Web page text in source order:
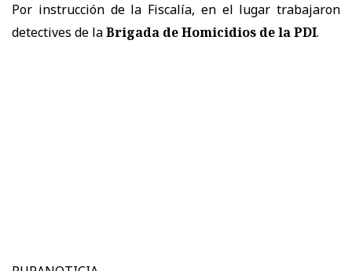
Por instrucción de la Fiscalía, en el lugar trabajaron
detectives de laBrigada de Homicidios de la PDI.